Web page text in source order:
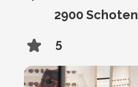
2900 Schoten
5